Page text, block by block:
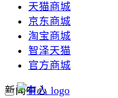
天猫商城
京东商城
淘宝商城
智泽天猫
官方商城
新闻中心